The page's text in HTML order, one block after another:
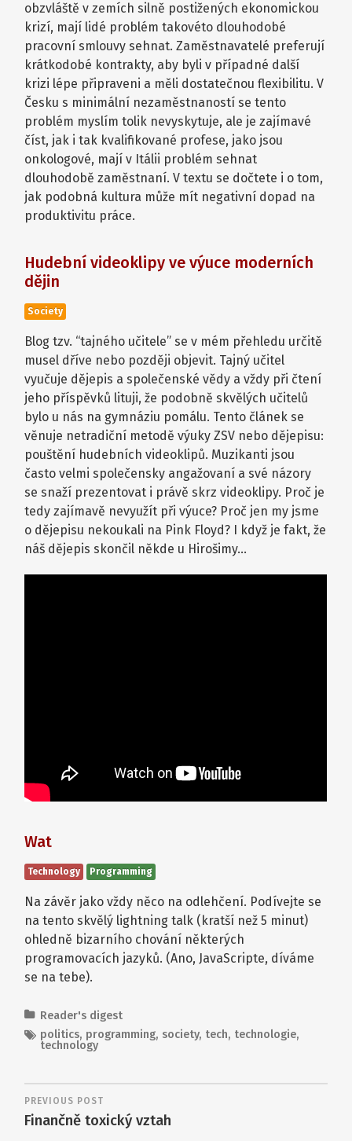
obzvláště v zemích silně postižených ekonomickou
krizí, mají lidé problém takovéto dlouhodobé
pracovní smlouvy sehnat. Zaměstnavatelé preferují
krátkodobé kontrakty, aby byli v případné další
krizi lépe připraveni a měli dostatečnou flexibilitu. V
Česku s minimální nezaměstnaností se tento
problém myslím tolik nevyskytuje, ale je zajímavé
číst, jak i tak kvalifikované profese, jako jsou
onkologové, mají v Itálii problém sehnat
dlouhodobě zaměstnaní. V textu se dočtete i o tom,
jak podobná kultura může mít negativní dopad na
produktivitu práce.
Hudební videoklipy ve výuce moderních
dějin
Society
Blog tzv. “tajného učitele” se v mém přehledu určitě
musel dříve nebo později objevit. Tajný učitel
vyučuje dějepis a společenské vědy a vždy při čtení
jeho příspěvků lituji, že podobně skvělých učitelů
bylo u nás na gymnáziu pomálu. Tento článek se
věnuje netradiční metodě výuky ZSV nebo dějepisu:
pouštění hudebních videoklipů. Muzikanti jsou
často velmi společensky angažovaní a své názory
se snaží prezentovat i právě skrz videoklipy. Proč je
tedy zajímavě nevyužít při výuce? Proč jen my jsme
o dějepisu nekoukali na Pink Floyd? I když je fakt, že
náš dějepis skončil někde u Hirošimy…
Wat
Technology Programming
Na závěr jako vždy něco na odlehčení. Podívejte se
na tento skvělý lightning talk (kratší než 5 minut)
ohledně bizarního chování některých
programovacích jazyků. (Ano, JavaScripte, díváme
se na tebe).
Reader's digest
politics, programming, society, tech, technologie,
technology
PREVIOUS POST
Finančně toxický vztah